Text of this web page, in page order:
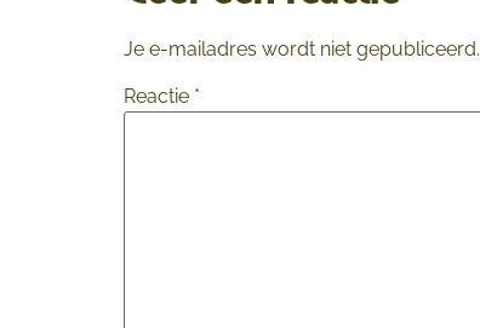
Je e-mailadres wordt niet gepubliceerd.
Reactie *